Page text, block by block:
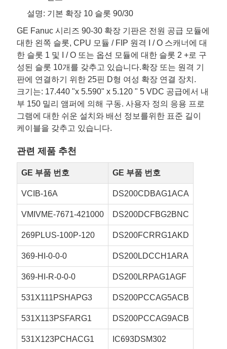
설명: 기본 확장 10 슬롯 90/30
GE Fanuc 시리즈 90-30 확장 기판은 전원 공급 모듈에
대한 왼쪽 슬롯, CPU 모듈 / FIP 원격 I / O 스캐너에 대
한 슬롯 1 및 I / O 또는 옵션 모듈에 대한 슬롯 2 +로 구
성된 슬롯 10개를 갖추고 있습니다.확장 또는 원격 기
판에 연결하기 위한 25핀 D형 여성 확장 연결 장치.
크기는: 17.440 "x 5.590" x 5.120 " 5 VDC 공급에서 내
부 150 밀리 앰퍼에 의해 구동. 사용자 정의 응용 프로
그램에 대한 쉬운 설치와 배선 정보를위한 표준 길이
케이블을 갖추고 있습니다.
관련 제품 추천
GE 부품 번호 GE 부품 번호
VCIB-16A DS200CDBAG1ACA
VMIVME-7671-421000 DS200DCFBG2BNC
269PLUS-100P-120 DS200FCRRG1AKD
369-HI-0-0-0 DS200LDCCH1ARA
369-HI-R-0-0-0 DS200LRPAG1AGF
531X111PSHAPG3 DS200PCCAG5ACB
531X113PSFARG1 DS200PCCAG9ACB
531X123PCHACG1 IC693DSM302